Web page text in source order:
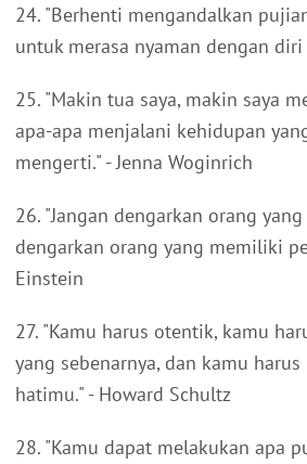
24. "Berhenti mengandalkan
untuk merasa nyaman dengan
25. "Makin tua saya, makin saya
apa-apa menjalani kehidupan
mengerti." - Jenna Woginrich
26. "Jangan dengarkan orang
dengarkan orang yang memiliki
Einstein
27. "Kamu harus otentik, kamu
yang sebenarnya, dan kamu harus
hatimu." - Howard Schultz
28. "Kamu dapat melakukan apa